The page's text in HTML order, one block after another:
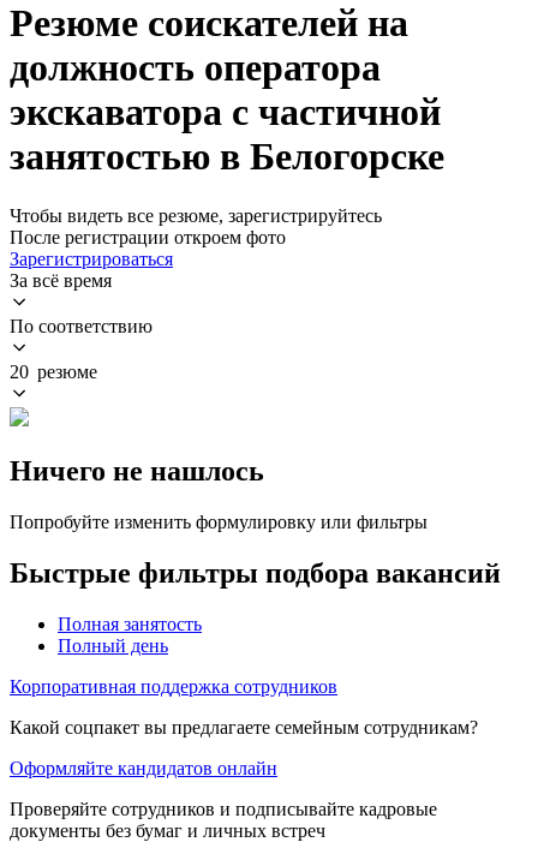
Резюме соискателей на
должность оператора
экскаватора с частичной
занятостью в Белогорске
Чтобы видеть все резюме, зарегистрируйтесь
После регистрации откроем фото
Зарегистрироваться
За всё время
По соответствию
20 резюме
Ничего не нашлось
Попробуйте изменить формулировку или фильтры
Быстрые фильтры подбора вакансий
Полная занятость
Полный день
Корпоративная поддержка сотрудников
Какой соцпакет вы предлагаете семейным сотрудникам?
Оформляйте кандидатов онлайн
Проверяйте сотрудников и подписывайте кадровые
документы без бумаг и личных встреч